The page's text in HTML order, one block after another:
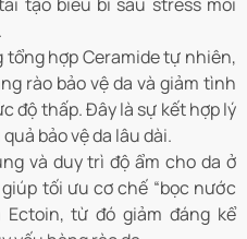
tổng hợp Ceramide tự nhiên,
rào bảo vệ da và giảm tình
độ thấp. Đây là sự kết hợp lý
bảo vệ da lâu dài.
và duy trì độ ẩm cho da ở
tối ưu cơ chế “bọc nước
từ đó giảm đáng kể